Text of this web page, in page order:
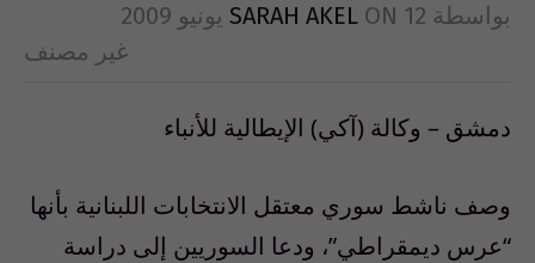
بواسطة SARAH AKEL ON 12 يونيو 2009
غير مصنف
دمشق – وكالة (آكي) الإيطالية للأنباء
وصف ناشط سوري معتقل الانتخابات اللبنانية بأنها
“عرس ديمقراطي”، ودعا السوريين إلى دراسة